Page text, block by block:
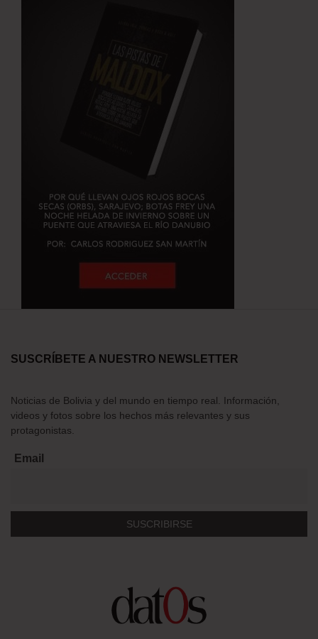
SUSCRÍBETE A NUESTRO NEWSLETTER
Noticias de Bolivia y del mundo en tiempo real. Información,
videos y fotos sobre los hechos más relevantes y sus
protagonistas.
Email